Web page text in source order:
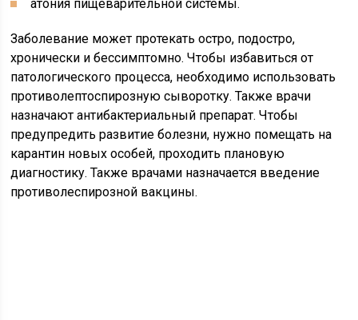
атония пищеварительной системы.
Заболевание может протекать остро, подостро,
хронически и бессимптомно. Чтобы избавиться от
патологического процесса, необходимо использовать
противолептоспирозную сыворотку. Также врачи
назначают антибактериальный препарат. Чтобы
предупредить развитие болезни, нужно помещать на
карантин новых особей, проходить плановую
диагностику. Также врачами назначается введение
противолеспирозной вакцины.